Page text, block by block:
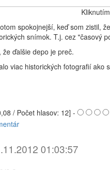
spokojnejší, keď som zistil,
snímok. T.j. cez "časový
že ďalšie depo je preč.
viac historických fotografií ako
/ Počet hlasov: 12] -
01:03:57